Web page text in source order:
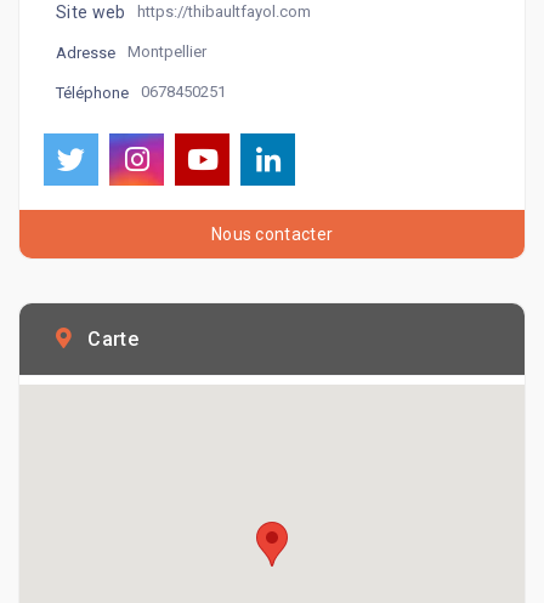
Site web https://thibaultfayol.com
Adresse Montpellier
Téléphone 0678450251
Carte